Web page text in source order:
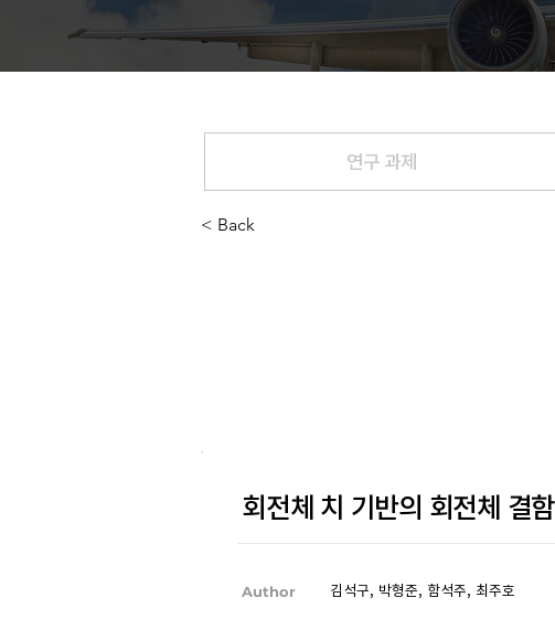
연구 과제
< Back
회전체 치 기반의 회전체 결
Author 김석구, 박형준, 함석주, 최주호